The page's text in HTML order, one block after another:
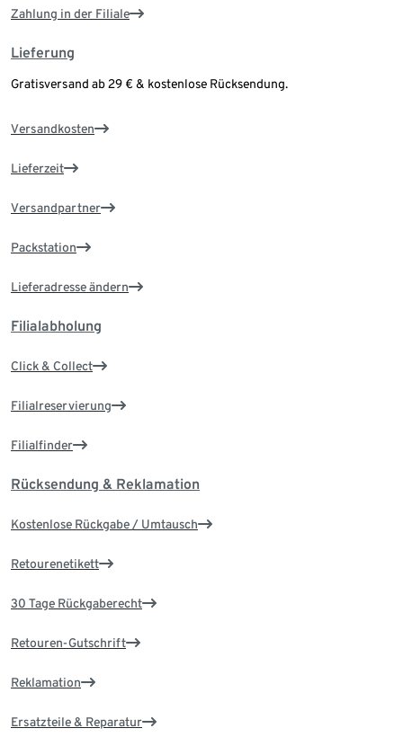
Zahlung in der Filiale
Lieferung
Gratisversand ab 29 € & kostenlose Rücksendung.
Versandkosten
Lieferzeit
Versandpartner
Packstation
Lieferadresse ändern
Filialabholung
Click & Collect
Filialreservierung
Filialfinder
Rücksendung & Reklamation
Kostenlose Rückgabe / Umtausch
Retourenetikett
30 Tage Rückgaberecht
Retouren-Gutschrift
Reklamation
Ersatzteile & Reparatur